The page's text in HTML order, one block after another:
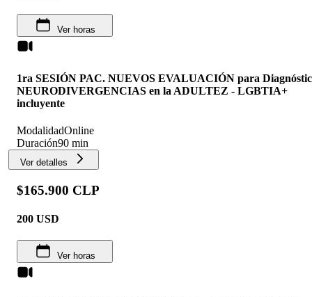
Ver horas
1ra SESIÓN PAC. NUEVOS EVALUACIÓN para
NEURODIVERGENCIAS en la ADULTEZ - LGBTIA+
incluyente
ModalidadOnline
Duración90 min
Ver detalles
$165.900 CLP
200 USD
Ver horas